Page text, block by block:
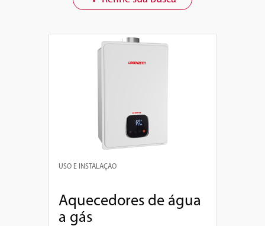
USO E INSTALAÇÃO
Aquecedores de água
a gás